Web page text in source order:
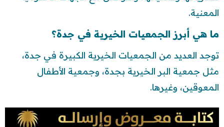
المعنية.
ما هي أبرز الجمعيات الخيرية في جدة؟
توجد العديد من الجمعيات الخيرية الكبيرة في جدة،
مثل جمعية البر الخيرية بجدة، وجمعية الأطفال
المعوقين، وغيرها.